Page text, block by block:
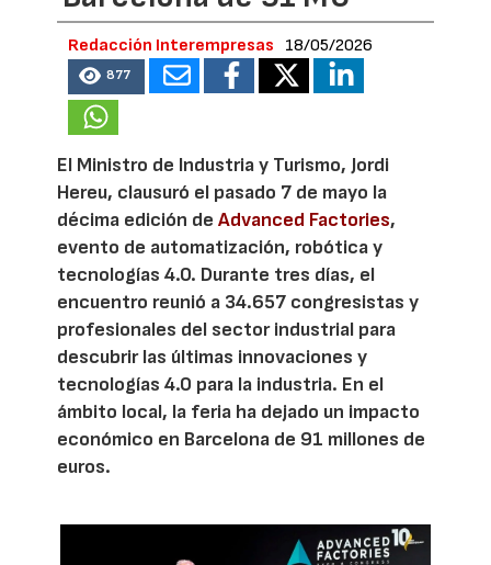
Redacción Interempresas 18/05/2026
877
El Ministro de Industria y Turismo, Jordi
Hereu, clausuró el pasado 7 de mayo la
décima edición deAdvanced Factories,
evento de automatización, robótica y
tecnologías 4.0. Durante tres días, el
encuentro reunió a 34.657 congresistas y
profesionales del sector industrial para
descubrir las últimas innovaciones y
tecnologías 4.0 para la industria. En el
ámbito local, la feria ha dejado un impacto
económico en Barcelona de 91 millones de
euros.